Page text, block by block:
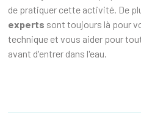
de pratiquer cette activité. De
experts sont toujours là pour
technique et vous aider pour
avant d'entrer dans l'eau.